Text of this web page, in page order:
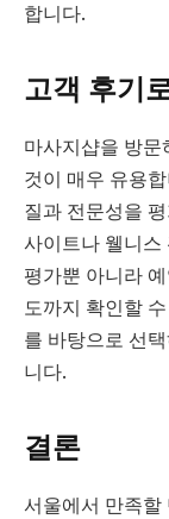
합니다.
고객 후기
마사지샵을 방문
것이 매우 유용
질과 전문성을
사이트나 웰니스
평가뿐 아니라
도까지 확인할
를 바탕으로 선
니다.
결론
서울에서 만족할